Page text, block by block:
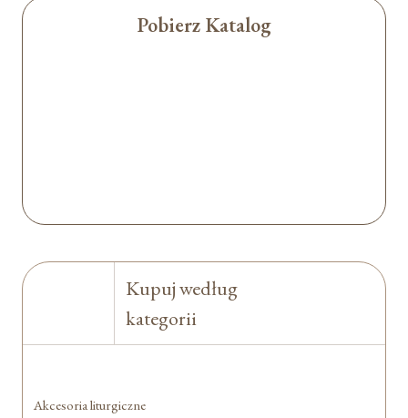
Pobierz Katalog
Kupuj według
kategorii
Akcesoria liturgiczne